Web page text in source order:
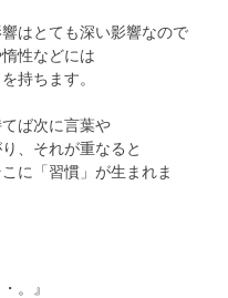
はとても深い影響なので
性などには
持ちます。
ば次に言葉や
、それが重なると
に「習慣」が生まれま
。』